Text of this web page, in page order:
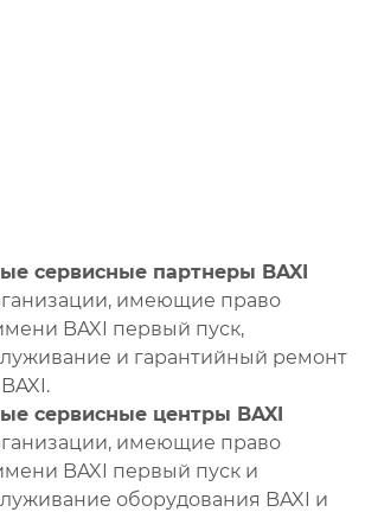
сервисные партнеры BAXI
имеющие право
BAXI первый пуск,
и гарантийный ремонт
сервисные центры BAXI
имеющие право
BAXI первый пуск и
оборудования BAXI и